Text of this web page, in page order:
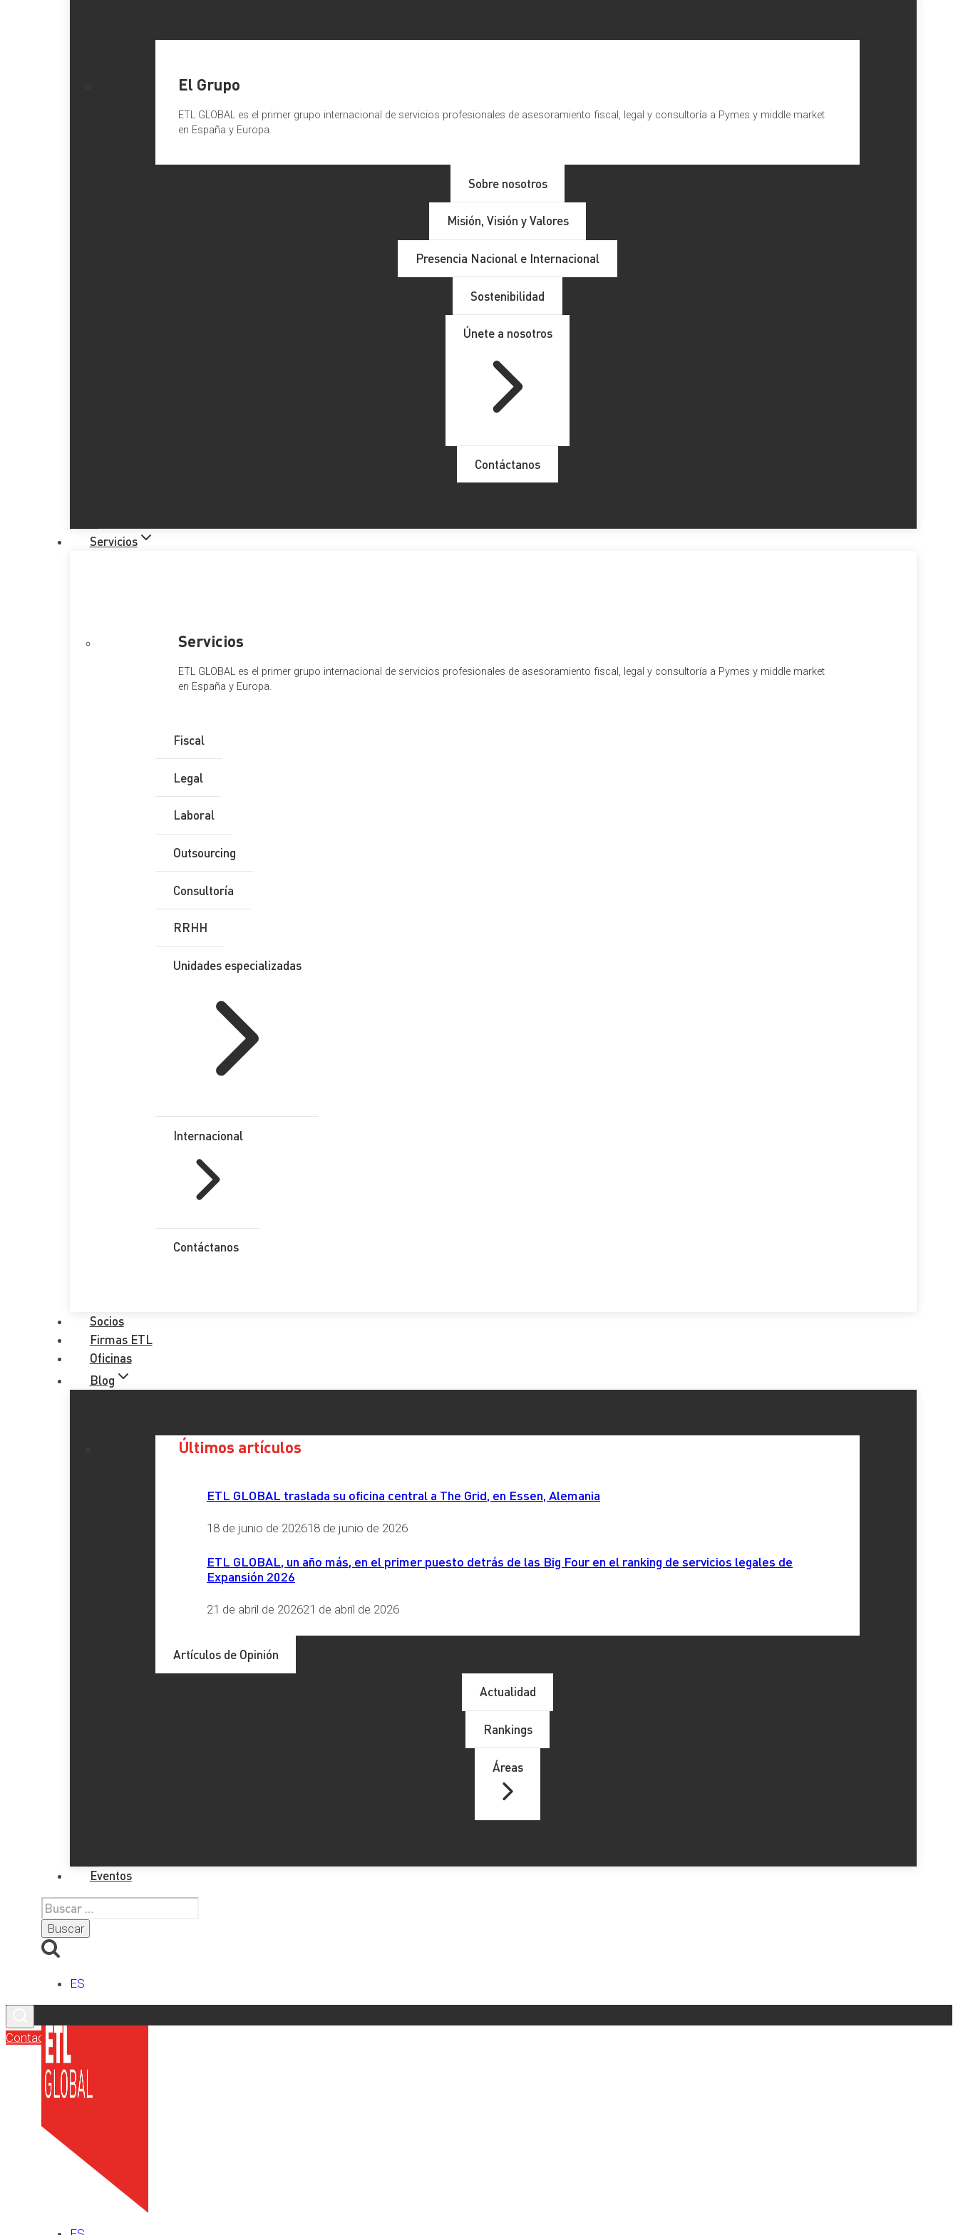
El Grupo
ETL GLOBAL es el primer grupo internacional de servicios profesionales de asesoramiento fiscal, legal y consultoría a Pymes y middle market
en España y Europa.
Sobre nosotros
Misión, Visión y Valores
Presencia Nacional e Internacional
Sostenibilidad
Únete a nosotros
Contáctanos
Servicios
Servicios
ETL GLOBAL es el primer grupo internacional de servicios profesionales de asesoramiento fiscal, legal y consultoría a Pymes y middle market
en España y Europa.
Fiscal
Legal
Laboral
Outsourcing
Consultoría
RRHH
Unidades especializadas
Internacional
Contáctanos
Socios
Firmas ETL
Oficinas
Blog
Últimos artículos
ETL GLOBAL traslada su oficina central a The Grid, en Essen, Alemania
18 de junio de 202618 de junio de 2026
ETL GLOBAL, un año más, en el primer puesto detrás de las Big Four en el ranking de servicios legales de
Expansión 2026
21 de abril de 202621 de abril de 2026
Artículos de Opinión
Actualidad
Rankings
Áreas
Eventos
Buscar:
ES
Contacto